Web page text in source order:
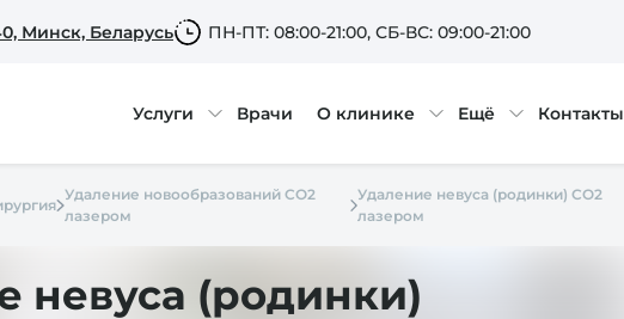
Минск, Беларусь ПН-ПТ: 08:00-21:00, СБ-ВС: 09:00-21:00
Услуги Врачи О клинике Ещё Контакты
Удаление новообразований СО2
лазером
Удаление невуса (родинки) СО2
лазером
невуса (родинки)